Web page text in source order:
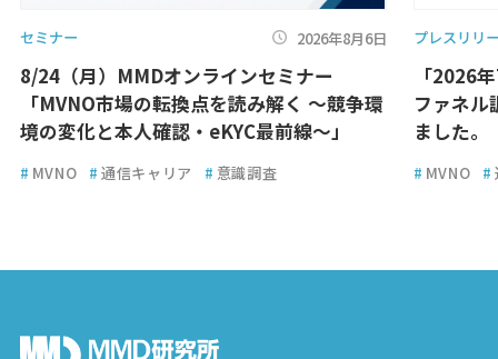
セミナー 2026年8月6日
8/24（月）MMDオンラインセミナー
「MVNO市場の転換点を読み解く ～競争環
境の変化と本人確認・eKYC最前線～」
# MVNO # 通信キャリア # 意識調査
プレスリリ
「2026
ファネル
ました。
# MVNO #